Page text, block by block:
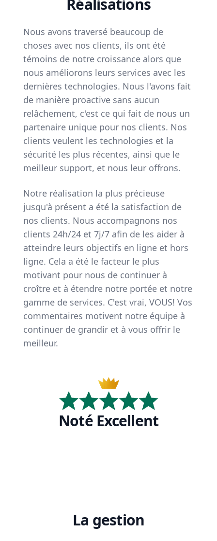
Réalisations
Nous avons traversé beaucoup de
choses avec nos clients, ils ont été
témoins de notre croissance alors que
nous améliorons leurs services avec les
dernières technologies. Nous l'avons fait
de manière proactive sans aucun
relâchement, c'est ce qui fait de nous un
partenaire unique pour nos clients. Nos
clients veulent les technologies et la
sécurité les plus récentes, ainsi que le
meilleur support, et nous leur offrons.
Notre réalisation la plus précieuse
jusqu'à présent a été la satisfaction de
nos clients. Nous accompagnons nos
clients 24h/24 et 7j/7 afin de les aider à
atteindre leurs objectifs en ligne et hors
ligne. Cela a été le facteur le plus
motivant pour nous de continuer à
croître et à étendre notre portée et notre
gamme de services. C'est vrai, VOUS! Vos
commentaires motivent notre équipe à
continuer de grandir et à vous offrir le
meilleur.
Noté Excellent
La gestion